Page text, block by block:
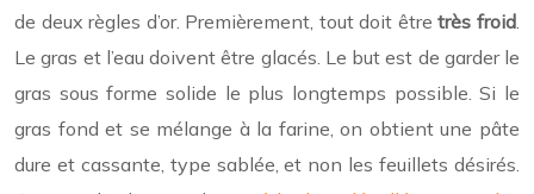
de deux règles d’or. Premièrement, tout doit êtretrès froid.
Le gras et l’eau doivent être glacés. Le but est de garder le
gras sous forme solide le plus longtemps possible. Si le
gras fond et se mélange à la farine, on obtient une pâte
dure et cassante, type sablée, et non les feuillets désirés.